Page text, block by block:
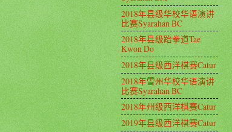
2018年县级华校华语演讲
比赛Syarahan BC
2018年县级跆拳道Tae
Kwon Do
2018年县级西洋棋赛Catur
2018年雪州华校华语演讲
比赛Syarahan BC
2018年州级西洋棋赛Catur
2019年县级西洋棋赛Catur